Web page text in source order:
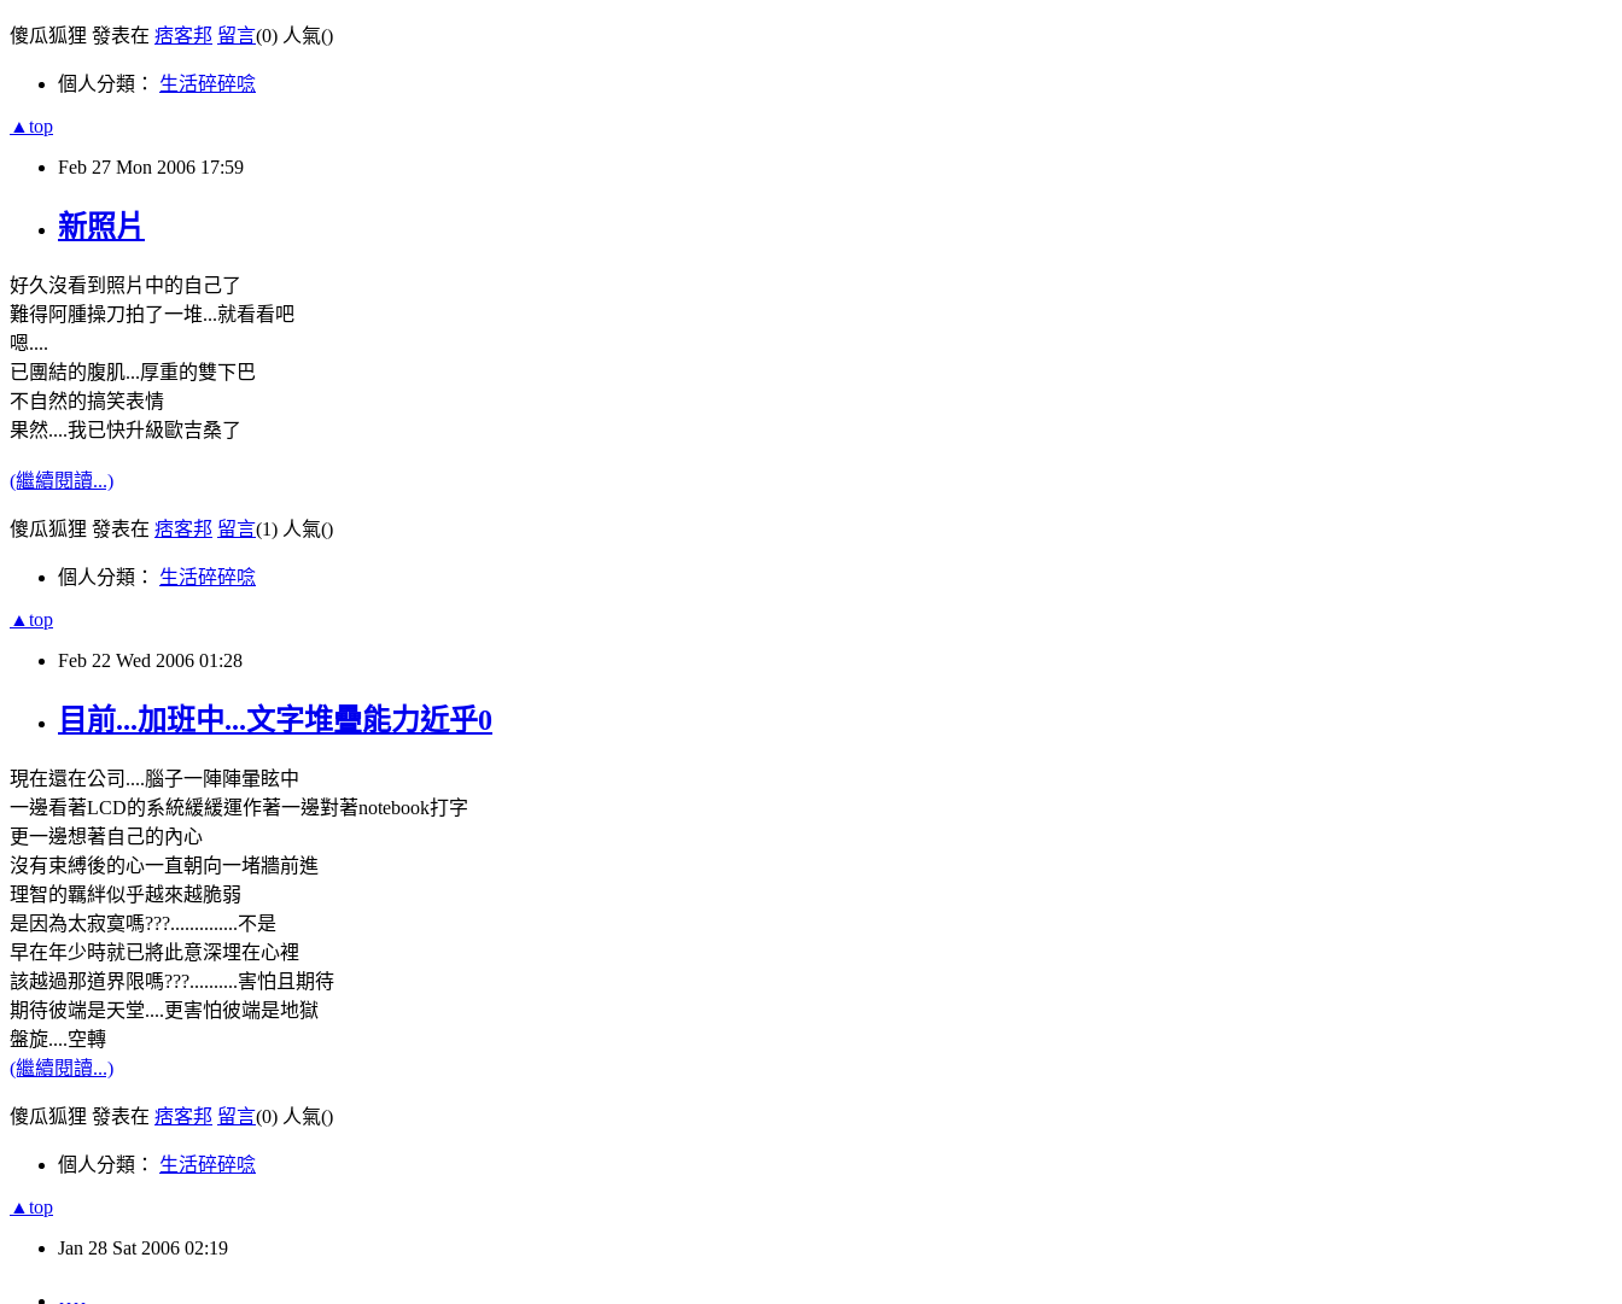
傻瓜狐狸 發表在 痞客邦 留言(0) 人氣()
個人分類： 生活碎碎唸
▲top
Feb 27 Mon 2006 17:59
新照片
好久沒看到照片中的自己了
難得阿腫操刀拍了一堆...就看看吧
嗯....
已團結的腹肌...厚重的雙下巴
不自然的搞笑表情
果然....我已快升級歐吉桑了
(繼續閱讀...)
傻瓜狐狸 發表在 痞客邦 留言(1) 人氣()
個人分類： 生活碎碎唸
▲top
Feb 22 Wed 2006 01:28
目前...加班中...文字堆疊能力近乎0
現在還在公司....腦子一陣陣暈眩中
一邊看著LCD的系統緩緩運作著一邊對著notebook打字
更一邊想著自己的內心
沒有束縛後的心一直朝向一堵牆前進
理智的羈絆似乎越來越脆弱
是因為太寂寞嗎???..............不是
早在年少時就已將此意深埋在心裡
該越過那道界限嗎???..........害怕且期待
期待彼端是天堂....更害怕彼端是地獄
盤旋....空轉
(繼續閱讀...)
傻瓜狐狸 發表在 痞客邦 留言(0) 人氣()
個人分類： 生活碎碎唸
▲top
Jan 28 Sat 2006 02:19